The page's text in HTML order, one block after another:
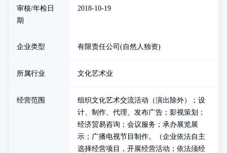
审核/年检日
期
2018-10-19
企业类型 有限责任公司(自然人独资)
所属行业 文化艺术业
经营范围
组织文化艺术交流活动（演出除外）；设
计、制作、代理、发布广告；影视策划；
经济贸易咨询；会议服务；承办展览展
示；广播电视节目制作。（企业依法自主
选择经营项目，开展经营活动；依法须经